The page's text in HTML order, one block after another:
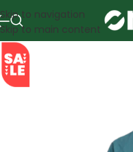
Skip to navigation
Skip to main content
SALE